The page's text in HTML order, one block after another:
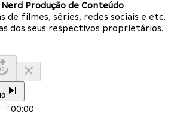
Produção de Conteúdo
de filmes, séries, redes sociais e etc.
dos seus respectivos proprietários.
00:00